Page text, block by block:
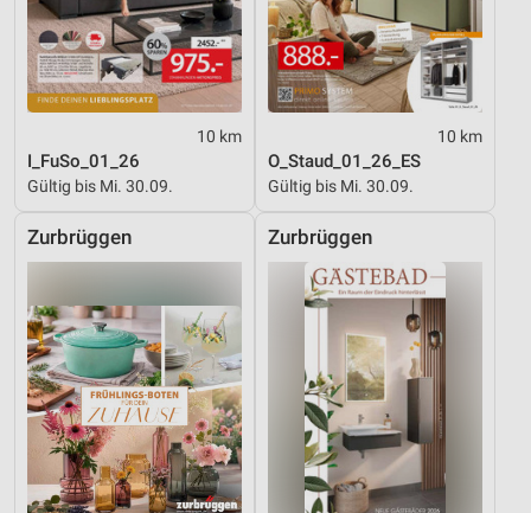
10 km
I_FuSo_01_26
Gültig bis Mi. 30.09.
10 km
O_Staud_01_26_ES
Gültig bis Mi. 30.09.
Zurbrüggen Zurbrüggen